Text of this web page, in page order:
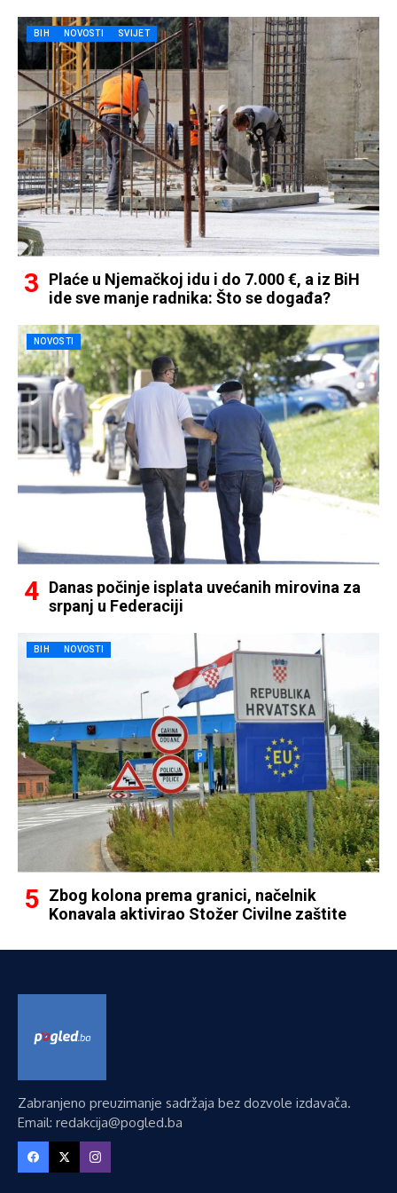
BIH NOVOSTI SVIJET
Plaće u Njemačkoj idu i do 7.000 €, a iz BiH
ide sve manje radnika: Što se događa?
NOVOSTI
Danas počinje isplata uvećanih mirovina za
srpanj u Federaciji
BIH NOVOSTI
Zbog kolona prema granici, načelnik
Konavala aktivirao Stožer Civilne zaštite
Zabranjeno preuzimanje sadržaja bez dozvole izdavača.
Email: redakcija@pogled.ba